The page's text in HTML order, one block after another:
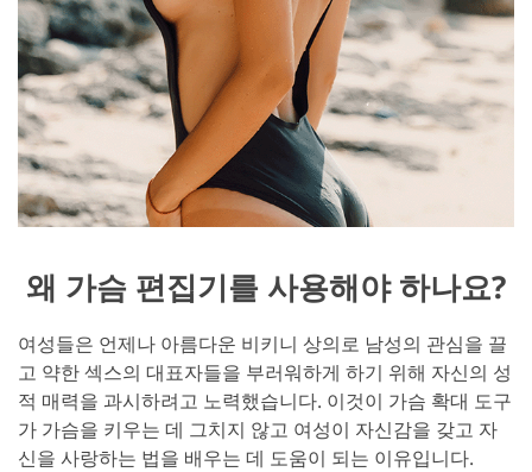
왜 가슴 편집기를 사용해야 하나요?
여성들은 언제나 아름다운 비키니 상의로 남성의 관심을 끌
고 약한 섹스의 대표자들을 부러워하게 하기 위해 자신의 성
적 매력을 과시하려고 노력했습니다. 이것이 가슴 확대 도구
가 가슴을 키우는 데 그치지 않고 여성이 자신감을 갖고 자
신을 사랑하는 법을 배우는 데 도움이 되는 이유입니다.